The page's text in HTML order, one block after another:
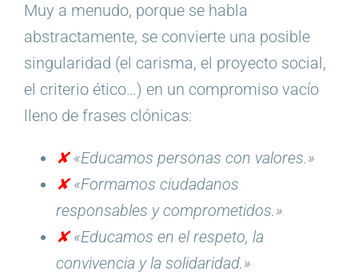
Muy a menudo, porque se habla
abstractamente, se convierte una posible
singularidad (el carisma, el proyecto social,
el criterio ético…) en un compromiso vacío
lleno de frases clónicas:
✘«Educamos personas con valores.»
✘«Formamos ciudadanos
responsables y comprometidos.»
✘«Educamos en el respeto, la
convivencia y la solidaridad.»